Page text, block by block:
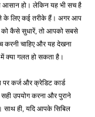
आसान हो। लेकिन यह भी सच है
के लिए कई तरीके हैं। अगर आप
को कैसे सुधारें, तो आपको सबसे
करनी चाहिए और यह देखना
क्या गलत हो सकता है।
कर्ज और क्रेडिट कार्ड
उपयोग करना और पुराने
साथ ही, यदि आपके सिबिल